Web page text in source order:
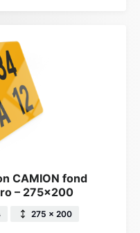
CAMION fond
– 275×200
275 × 200